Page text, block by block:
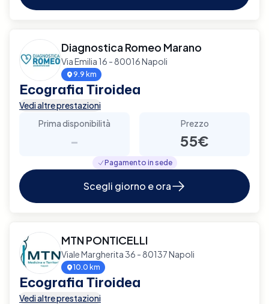
Diagnostica Romeo Marano
Via Emilia 16 - 80016 Napoli
9.9 km
Ecografia Tiroidea
Vedi altre prestazioni
Prima disponibilità
-
Prezzo
55€
Pagamento in sede
Scegli giorno e ora
MTN PONTICELLI
Viale Margherita 36 - 80137 Napoli
10.0 km
Ecografia Tiroidea
Vedi altre prestazioni